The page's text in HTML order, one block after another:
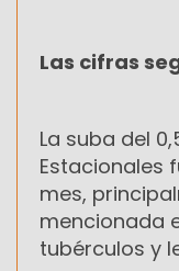
Las cifras
La suba del
Estacionales
mes,
mencionada
tubérculos y